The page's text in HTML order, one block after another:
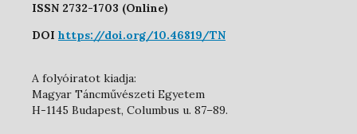
ISSN 2732-1703 (Online)
DOI https://doi.org/10.46819/TN
A folyóiratot kiadja:
Magyar Táncművészeti Egyetem
H-1145 Budapest, Columbus u. 87–89.